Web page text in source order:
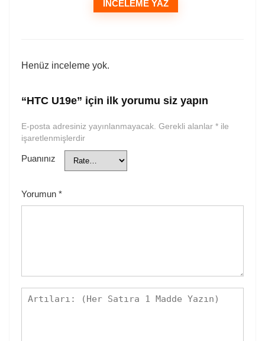
İNCELEME YAZ
Henüz inceleme yok.
“HTC U19e” için ilk yorumu siz yapın
E-posta adresiniz yayınlanmayacak. Gerekli alanlar * ile
işaretlenmişlerdir
Puanınız
Yorumun *